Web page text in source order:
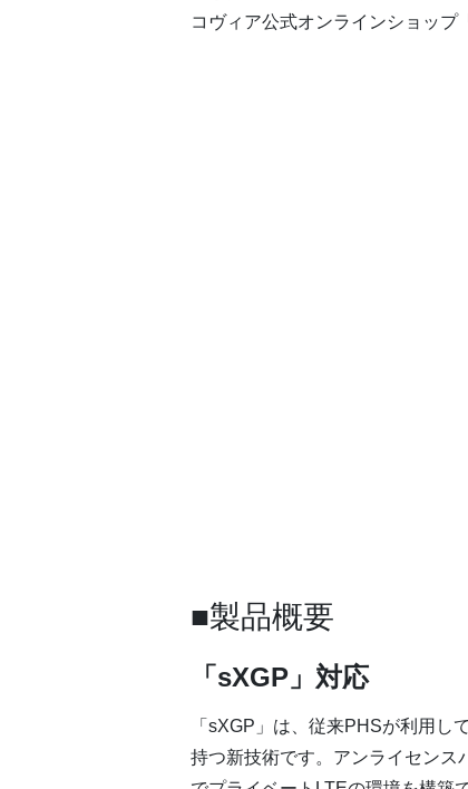
コヴィア公式オンラインショップ
■製品概要
「sXGP」対応
「sXGP」は、従来PHSが利用
持つ新技術です。アンライセンス